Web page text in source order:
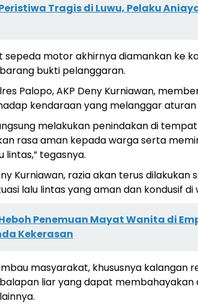
Tragis di Luwu, Pelaku
sepeda motor akhirnya diamankan ke
bukti pelanggaran.
Palopo, AKP Deny Kurniawan,
kendaraan yang melanggar
melakukan penindakan di
rasa aman kepada warga serta
lintas,” tegasnya.
Kurniawan, razia akan terus dilakukan
lalu lintas yang aman dan kondusif di
Penemuan Mayat Wanita di
Kekerasan
masyarakat, khususnya kalangan
liar yang dapat membahayakan